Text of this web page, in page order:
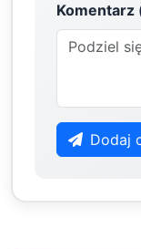
Komentarz
Dodaj